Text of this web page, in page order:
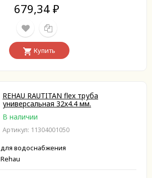
679,34 ₽
Купить
REHAU RAUTITAN flex труба
универсальная 32х4.4 мм.
В наличии
Артикул: 11304001050
для водоснабжения
Rehau